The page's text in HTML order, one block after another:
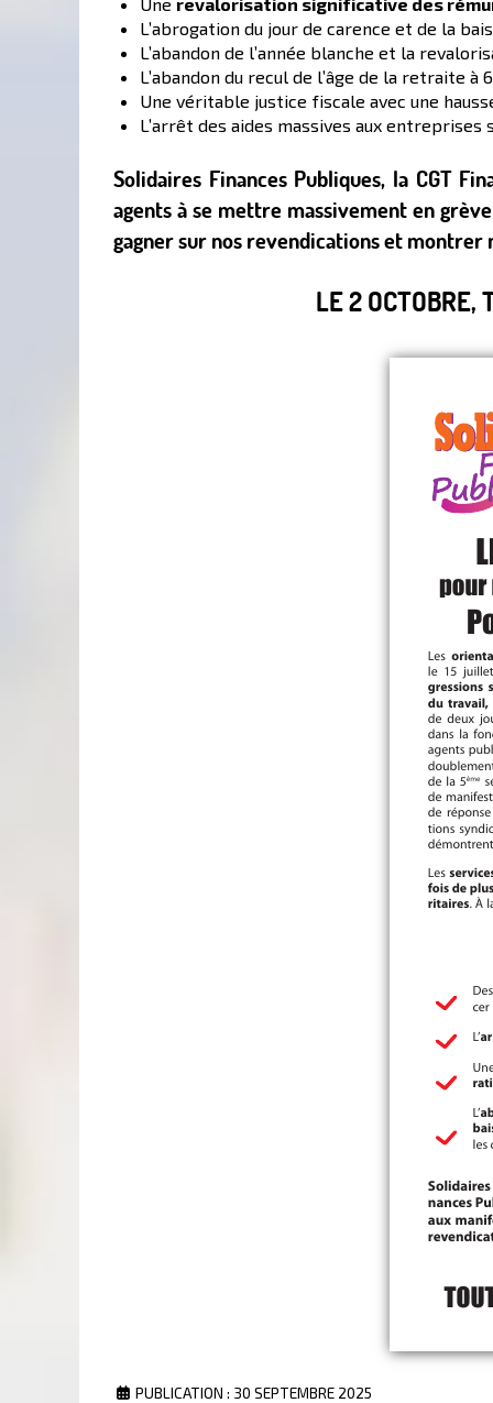
L’abrogation du jour de carence et de la
L’abandon de l’année blanche et la
L’abandon du recul de l’âge de la retraite à
Une véritable justice fiscale avec une
L’arrêt des aides massives aux
Solidaires Finances Publiques, la CGT
agents à se mettre massivement en
gagner sur nos revendications et
LE 2 OCTOBRE,
PUBLICATION : 30 SEPTEMBRE 2025